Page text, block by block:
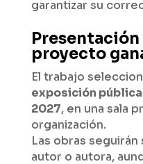
garantizar su
proyecto
El trabajo
exposición
2027, en una sala
organización.
Las obras
autor o autora,